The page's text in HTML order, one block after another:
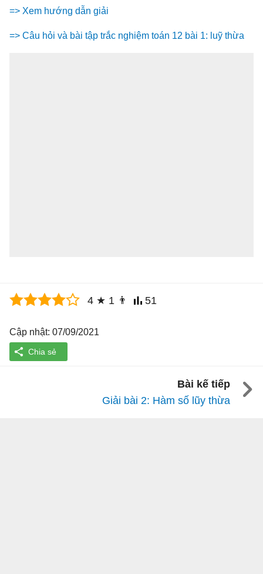
=> Xem hướng dẫn giải
=> Câu hỏi và bài tập trắc nghiệm toán 12 bài 1: luỹ thừa
4 ★ 1 👨 51
Cập nhật: 07/09/2021
Bài kế tiếp
Giải bài 2: Hàm số lũy thừa